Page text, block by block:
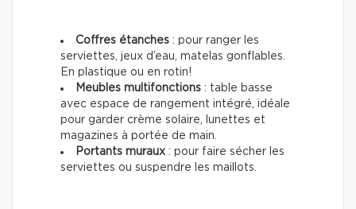
Coffres étanches : pour ranger les
serviettes, jeux d’eau, matelas gonflables.
En plastique ou en rotin!
Meubles multifonctions : table basse
avec espace de rangement intégré, idéale
pour garder crème solaire, lunettes et
magazines à portée de main.
Portants muraux : pour faire sécher les
serviettes ou suspendre les maillots.